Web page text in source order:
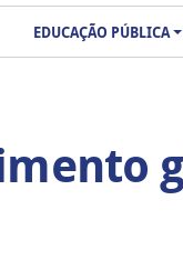
EDUCAÇÃO PÚBLICA